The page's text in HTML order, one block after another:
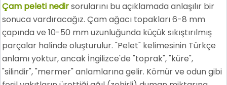
Çam peleti nedirsorularını bu açıklamada anlaşılır bir
sonuca vardıracağız. Çam ağacı topakları 6-8 mm
çapında ve 10-50 mm uzunluğunda küçük sıkıştırılmış
parçalar halinde oluşturulur. "Pelet" kelimesinin Türkçe
anlamı yoktur, ancak İngilizce'de "toprak", "küre",
"silindir", "mermer" anlamlarına gelir. Kömür ve odun gibi